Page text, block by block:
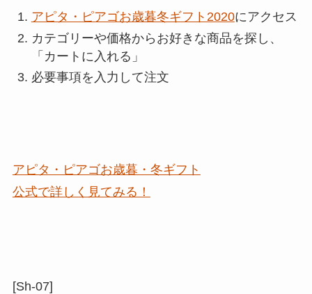
アピタ・ピアゴお歳暮冬ギフト2020にアクセス
カテゴリーや価格からお好きな商品を探し、
「カートに入れる」
必要事項を入力して注文
アピタ・ピアゴお歳暮・冬ギフト
公式で詳しく見てみる！
[Sh-07]